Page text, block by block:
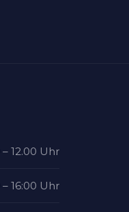
12.00 Uhr
– 16:00 Uhr